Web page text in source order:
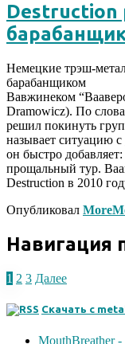
Destruction
Немецкие трэш-
барабанщиком
Вавжинеком
Dramowicz). По
решил покинуть
называет ситуацию
он быстро
прощальный тур.
Destruction в 2010
Опубликовал
Навигация
1 2 3 Далее
Скачать с
MouthBreather